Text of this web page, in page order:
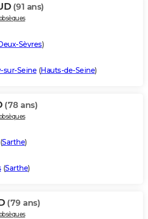
(91 ans)
Sèvres)
sur-Seine (Hauts-de-Seine)
(78 ans)
(Sarthe)
(Sarthe)
(79 ans)